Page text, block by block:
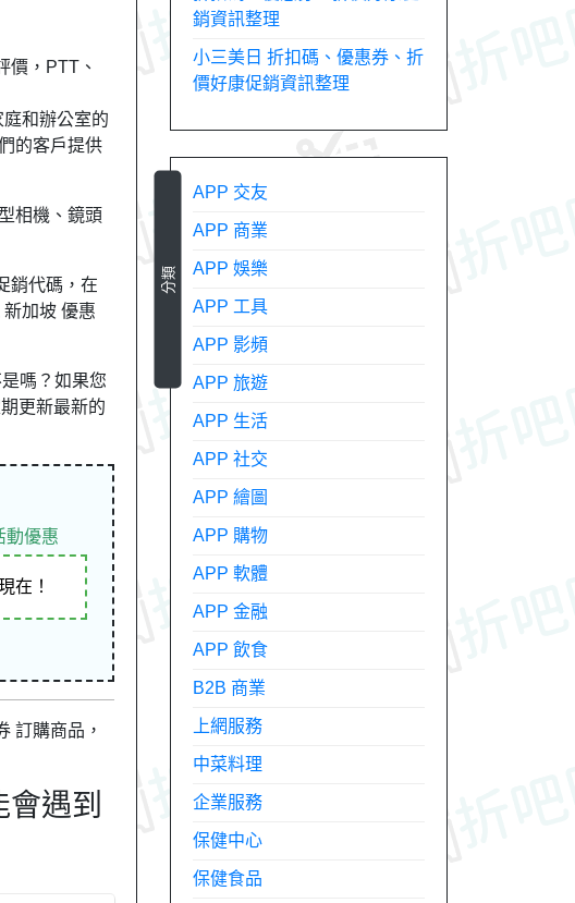
價，PTT、
和辦公室的
的客戶提供
相機、鏡頭
銷代碼，在
加坡 優惠
嗎？如果您
更新最新的
動優惠
在！
訂購商品，
遇到
銷資訊整理
小三美日 折扣碼、優惠券、折
價好康促銷資訊整理
分類
APP 交友
APP 商業
APP 娛樂
APP 工具
APP 影頻
APP 旅遊
APP 生活
APP 社交
APP 繪圖
APP 購物
APP 軟體
APP 金融
APP 飲食
B2B 商業
上網服務
中菜料理
企業服務
保健中心
保健食品